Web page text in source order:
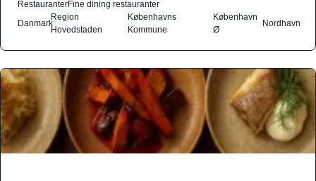
RestauranterFine dining restauranter
Danmark
Region
Hovedstaden
Københavns
Kommune
København
Ø
Nordhavn